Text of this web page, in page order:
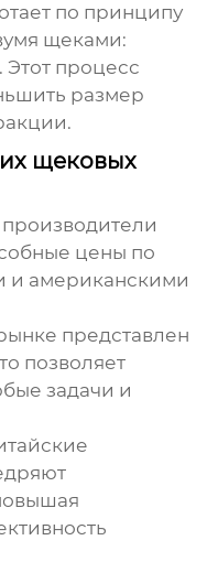
по принципу
щеками:
процесс
размер
щековых
цены по
и американскими
представлен
позволяет
задачи и